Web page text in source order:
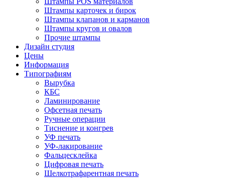
Штампы карточек и бирок
Штампы клапанов и карманов
Штампы кругов и овалов
Прочие штампы
Дизайн студия
Цены
Информация
Типографиям
Вырубка
КБС
Ламинирование
Офсетная печать
Ручные операции
Тиснение и конгрев
УФ печать
УФ-лакирование
Фальцесклейка
Цифровая печать
Шелкотрафарентная печать